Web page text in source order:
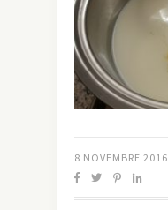
8 NOVEMBRE 2016